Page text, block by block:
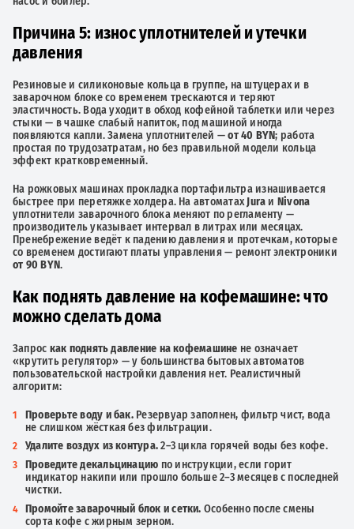
Причина 5: износ уплотнителей и утечки
давления
Резиновые и силиконовые кольца в группе, на штуцерах и в
заварочном блоке со временем трескаются и теряют
эластичность. Вода уходит в обход кофейной таблетки или через
стыки — в чашке слабый напиток, под машиной иногда
появляются капли. Замена уплотнителей —от 40 BYN; работа
простая по трудозатратам, но без правильной модели кольца
эффект кратковременный.
На рожковых машинах прокладка портафильтра изнашивается
быстрее при перетяжке холдера. На автоматахJura и Nivona
уплотнители заварочного блока меняют по регламенту —
производитель указывает интервал в литрах или месяцах.
Пренебрежение ведёт к падению давления и протечкам, которые
со временем достигают платы управления — ремонт электроники
от 90 BYN.
Как поднять давление на кофемашине: что
можно сделать дома
Запрос как поднять давление на кофемашине не означает
«крутить регулятор» — у большинства бытовых автоматов
пользовательской настройки давления нет. Реалистичный
алгоритм:
Проверьте воду и бак.Резервуар заполнен, фильтр чист, вода
не слишком жёсткая без фильтрации.
Удалите воздух из контура.2–3 цикла горячей воды без кофе.
Проведите декальцинацию по инструкции, если горит
индикатор накипи или прошло больше 2–3 месяцев с последней
чистки.
Промойте заварочный блок и сетки. Особенно после смены
сорта кофе с жирным зерном.